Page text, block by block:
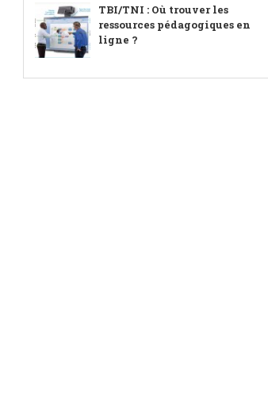
TBI/TNI : Où trouver les
ressources pédagogiques en
ligne ?